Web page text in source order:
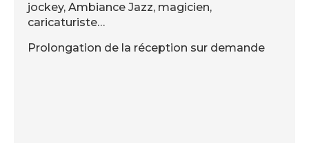
jockey, Ambiance Jazz, magicien,
caricaturiste…
Prolongation de la réception sur demande